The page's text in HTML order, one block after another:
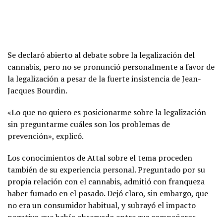
Se declaró abierto al debate sobre la legalización del
cannabis, pero no se pronunció personalmente a favor de
la legalización a pesar de la fuerte insistencia de Jean-
Jacques Bourdin.
«Lo que no quiero es posicionarme sobre la legalización
sin preguntarme cuáles son los problemas de
prevención», explicó.
Los conocimientos de Attal sobre el tema proceden
también de su experiencia personal. Preguntado por su
propia relación con el cannabis, admitió con franqueza
haber fumado en el pasado. Dejó claro, sin embargo, que
no era un consumidor habitual, y subrayó el impacto